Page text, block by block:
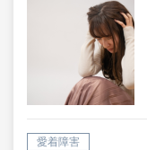
愛着障害